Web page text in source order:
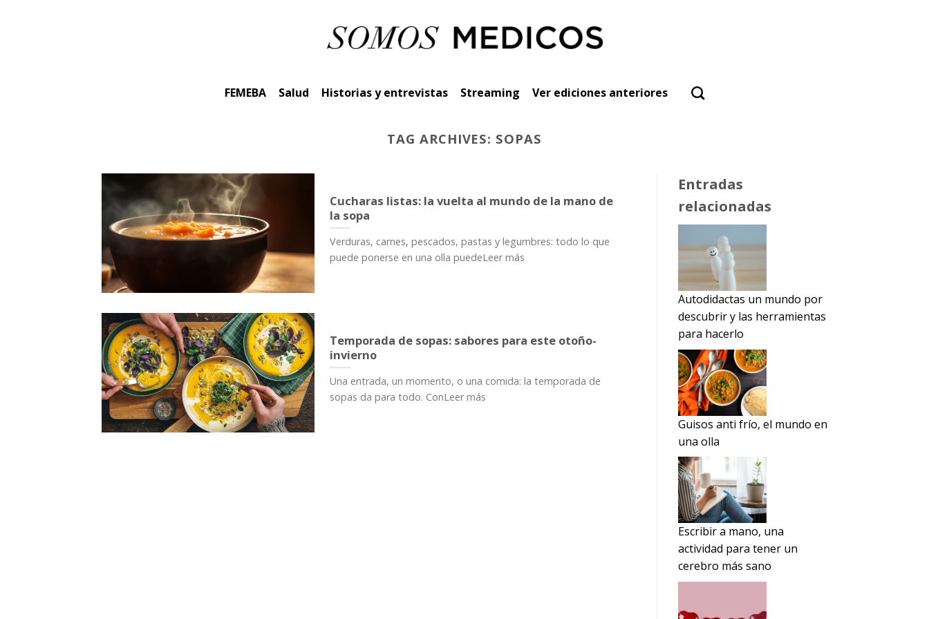
FEMEBA Salud Historias y entrevistas Streaming Ver ediciones anteriores
TAG ARCHIVES: SOPAS
Cucharas listas: la vuelta al mundo de la mano de
la sopa
Verduras, carnes, pescados, pastas y legumbres: todo lo que
puede ponerse en una olla puedeLeer más
Temporada de sopas: sabores para este otoño-
invierno
Una entrada, un momento, o una comida: la temporada de
sopas da para todo. ConLeer más
Entradas
relacionadas
Autodidactas un mundo por
descubrir y las herramientas
para hacerlo
Guisos anti frío, el mundo en
una olla
Escribir a mano, una
actividad para tener un
cerebro más sano